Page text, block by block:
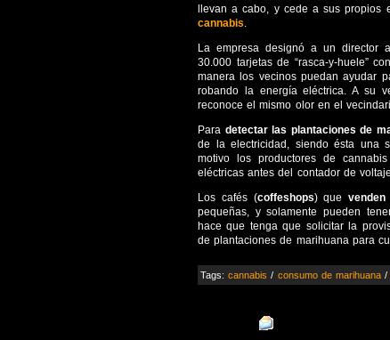
llevan a cabo, y cede a sus propios
cannabis.
La empresa designó a un director
30.000 tarjetas de “rasca-y-huele”
manera los vecinos puedan ayudar
robando la energía eléctrica. A su
reconoce el mismo olor en el
Para detectar las plantaciones de
de la electricidad, siendo ésta una
motivo los productores de
eléctricas antes del contador de
Los cafés (coffeshops) quevenden
pequeñas, y solamente pueden
hace que tenga que solicitar la
de plantaciones de marihuana para
Tags:cannabis / consumo de marihuana /